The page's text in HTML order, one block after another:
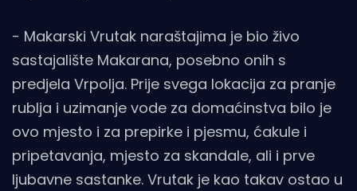
- Makarski Vrutak naraštajima je bio živo
sastajalište Makarana, posebno onih s
predjela Vrpolja. Prije svega lokacija za pranje
rublja i uzimanje vode za domaćinstva bilo je
ovo mjesto i za prepirke i pjesmu, ćakule i
pripetavanja, mjesto za skandale, ali i prve
ljubavne sastanke. Vrutak je kao takav ostao u